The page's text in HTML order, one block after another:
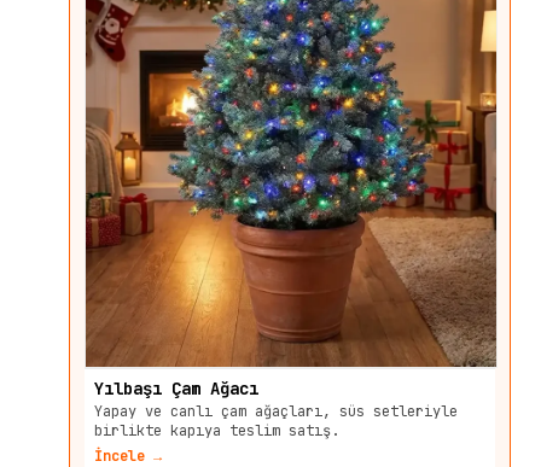
Yılbaşı Çam Ağacı
Yapay ve canlı çam ağaçları, süs setleriyle
birlikte kapıya teslim satış.
İncele →